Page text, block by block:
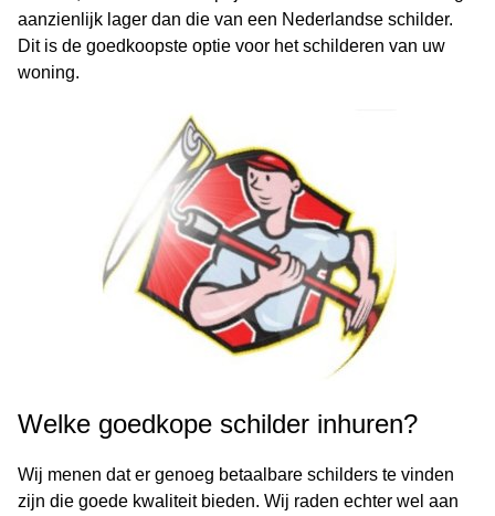
aanzienlijk lager dan die van een Nederlandse schilder.
Dit is de goedkoopste optie voor het schilderen van uw
woning.
Welke goedkope schilder inhuren?
Wij menen dat er genoeg betaalbare schilders te vinden
zijn die goede kwaliteit bieden. Wij raden echter wel aan